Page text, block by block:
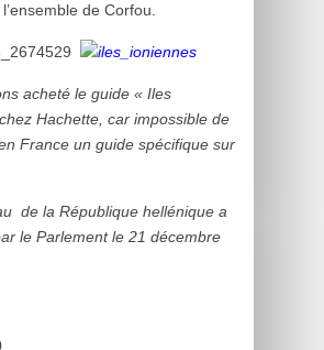
de Corfou.
acheté le guide « Iles
Hachette, car impossible de
France un guide spécifique sur
de la République hellénique a
le Parlement le 21 décembre